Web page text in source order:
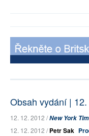
Obsah vydání |
12. 12. 2012 /New York
12. 12. 2012 /Petr Sak